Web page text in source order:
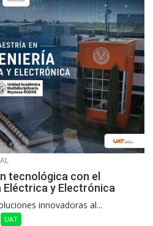
tecnológica con el
Eléctrica y Electrónica
innovadoras al...
UAT